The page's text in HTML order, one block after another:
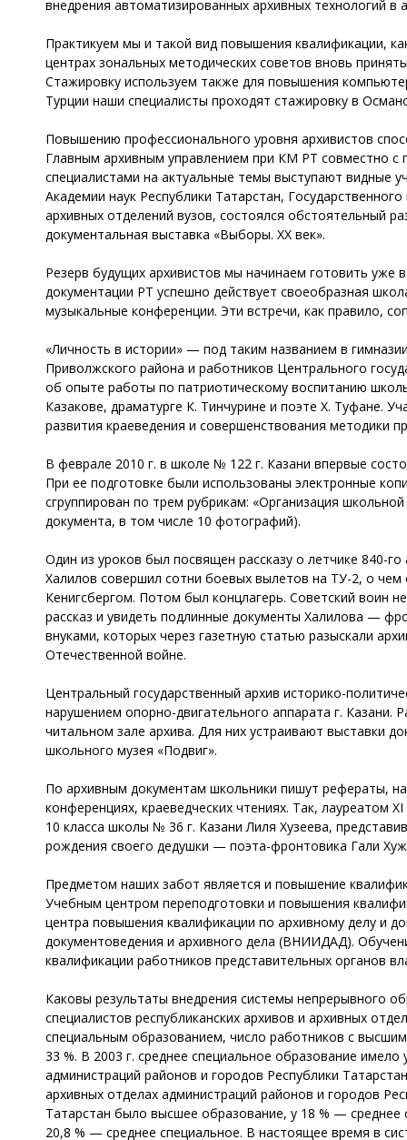
внедрения автоматизированных архивных технологий в
Практикуем мы и такой вид повышения квалификации,
центрах зональных методических советов вновь
Стажировку используем также для повышения
Турции наши специалисты проходят стажировку в
Повышению профессионального уровня архивистов
Главным архивным управлением при КМ РТ совместно с
специалистами на актуальные темы выступают видные
Академии наук Республики Татарстан,
архивных отделений вузов, состоялся обстоятельный
документальная выставка «Выборы. XX век».
Резерв будущих архивистов мы начинаем готовить уже
документации РТ успешно действует своеобразная
музыкальные конференции. Эти встречи, как правило,
«Личность в истории» — под таким названием в
Приволжского района и работников Центрального
об опыте работы по патриотическому воспитанию
Казакове, драматурге К. Тинчурине и поэте Х. Туфане.
развития краеведения и совершенствования методики
В феврале 2010 г. в школе № 122 г. Казани впервые
При ее подготовке были использованы электронные
сгруппирован по трем рубрикам: «Организация
документа, в том числе 10 фотографий).
Один из уроков был посвящен рассказу о летчике 840-
Халилов совершил сотни боевых вылетов на ТУ-2, о
Кенигсбергом. Потом был концлагерь. Советский воин
рассказ и увидеть подлинные документы Халилова —
внуками, которых через газетную статью разыскали
Отечественной войне.
Центральный государственный архив историко-
нарушением опорно-двигательного аппарата г. Казани.
читальном зале архива. Для них устраивают выставки
школьного музея «Подвиг».
По архивным документам школьники пишут рефераты,
конференциях, краеведческих чтениях. Так, лауреатом
10 класса школы № 36 г. Казани Лиля Хузеева,
рождения своего дедушки — поэта-фронтовика Гали
Предметом наших забот является и повышение
Учебным центром переподготовки и повышения
центра повышения квалификации по архивному делу и
документоведения и архивного дела (ВНИИДАД).
квалификации работников представительных органов
Каковы результаты внедрения системы непрерывного
специалистов республиканских архивов и архивных
специальным образованием, число работников с
33 %. В 2003 г. среднее специальное образование
администраций районов и городов Республики
архивных отделах администраций районов и городов
Татарстан было высшее образование, у 18 % — среднее
20,8 % — среднее специальное. В настоящее время в